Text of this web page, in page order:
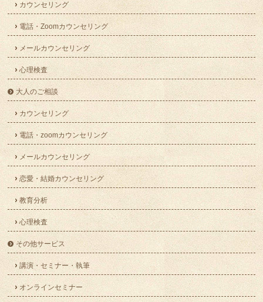
カウンセリング
電話・Zoomカウンセリング
メールカウンセリング
心理検査
大人のご相談
カウンセリング
電話・zoomカウンセリング
メールカウンセリング
恋愛・結婚カウンセリング
教育分析
心理検査
その他サービス
講演・セミナー・執筆
オンラインセミナー